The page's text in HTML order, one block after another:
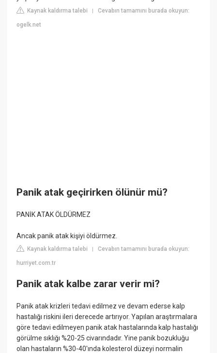
Kaynak kaldırma talebi |Cevabın tamamını burada okuyun:
ogelk.net
Panik atak geçirirken ölünür mü?
PANİK ATAK ÖLDÜRMEZ
Ancak panik atak kişiyi öldürmez.
Kaynak kaldırma talebi |Cevabın tamamını burada okuyun:
hurriyet.com.tr
Panik atak kalbe zarar verir mi?
Panik atak krizleri tedavi edilmez ve devam ederse kalp
hastalığı riskini ileri derecede artırıyor. Yapılan araştırmalara
göre tedavi edilmeyen panik atak hastalarında kalp hastalığı
görülme sıklığı %20-25 civarındadır. Yine panik bozukluğu
olan hastaların %30-40'ında kolesterol düzeyi normalin